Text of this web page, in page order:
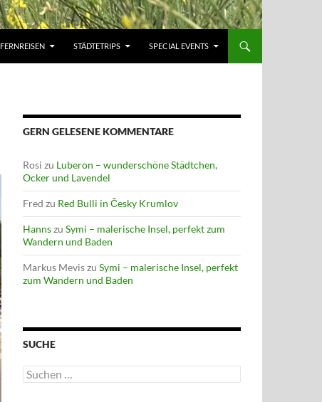
FERNREISEN STÄDTETRIPS SPECIAL EVENTS
GERN GELESENE KOMMENTARE
Rosi zu Luberon – wunderschöne Städtchen,
Ocker und Lavendel
Fred zu Red Bulli in Česky Krumlov
Hannszu Symi – malerische Insel, perfekt zum
Wandern und Baden
Markus Meviszu Symi – malerische Insel, perfekt
zum Wandern und Baden
SUCHE
Suchen
nach: